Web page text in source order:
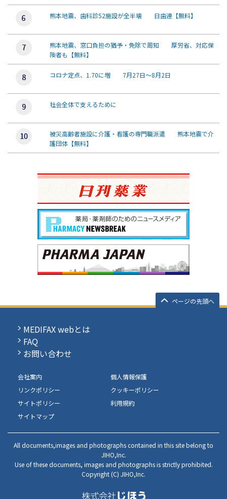
熊本地震、歯科診52施設が全半壊 日歯連【無料】
熊本地震、窓口負担の猶予・免除で周知 厚労省、対応保
険者も【無料】
コロナ定点、1.70に増 7月27日～8月2日
社会全体で支えるために
被災高齢者施設に介護・看護の専門職派遣 熊本地震で介
護団体【無料】
ページの先頭へ
MEDIFAX webとは
FAQ
お問い合わせ
会社案内
個人情報保護
リンクポリシー
クッキーポリシー
サイトポリシー
利用規約
サイトマップ
All documents,images and photographs contained in this site belong to
JIHO,Inc.
Use of these documents, images and photographs is strictly prohibited.
Copyright (C) JIHO,Inc.